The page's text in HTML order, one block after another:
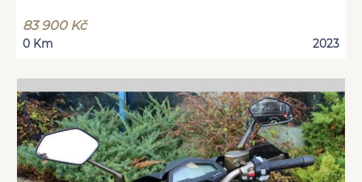
83 900 Kč
0 Km 2023